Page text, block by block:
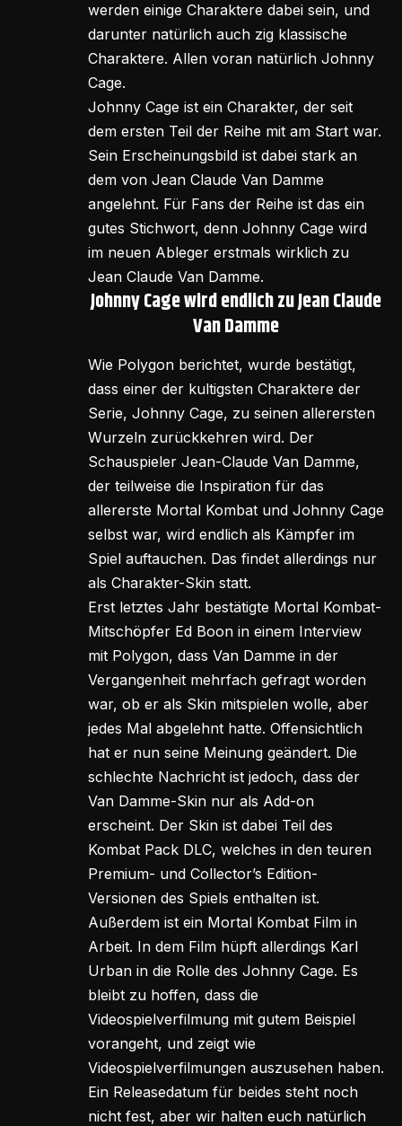
werden einige Charaktere dabei sein, und
darunter natürlich auch zig klassische
Charaktere. Allen voran natürlich Johnny
Cage.
Johnny Cage ist ein Charakter, der seit
dem ersten Teil der Reihe mit am Start war.
Sein Erscheinungsbild ist dabei stark an
dem von Jean Claude Van Damme
angelehnt. Für Fans der Reihe ist das ein
gutes Stichwort, denn Johnny Cage wird
im neuen Ableger erstmals wirklich zu
Jean Claude Van Damme.
Johnny Cage wird endlich zu Jean Claude
Van Damme
Wie Polygon berichtet, wurde bestätigt,
dass einer der kultigsten Charaktere der
Serie, Johnny Cage, zu seinen allerersten
Wurzeln zurückkehren wird. Der
Schauspieler Jean-Claude Van Damme,
der teilweise die Inspiration für das
allererste Mortal Kombat und Johnny Cage
selbst war, wird endlich als Kämpfer im
Spiel auftauchen. Das findet allerdings nur
als Charakter-Skin statt.
Erst letztes Jahr bestätigte Mortal Kombat-
Mitschöpfer Ed Boon in einem Interview
mit Polygon, dass Van Damme in der
Vergangenheit mehrfach gefragt worden
war, ob er als Skin mitspielen wolle, aber
jedes Mal abgelehnt hatte. Offensichtlich
hat er nun seine Meinung geändert. Die
schlechte Nachricht ist jedoch, dass der
Van Damme-Skin nur als Add-on
erscheint. Der Skin ist dabei Teil des
Kombat Pack DLC, welches in den teuren
Premium- und Collector’s Edition-
Versionen des Spiels enthalten ist.
Außerdem ist ein Mortal Kombat Film in
Arbeit. In dem Film hüpft allerdings Karl
Urban in die Rolle des Johnny Cage. Es
bleibt zu hoffen, dass die
Videospielverfilmung mit gutem Beispiel
vorangeht, und zeigt wie
Videospielverfilmungen auszusehen haben.
Ein Releasedatum für beides steht noch
nicht fest, aber wir halten euch natürlich